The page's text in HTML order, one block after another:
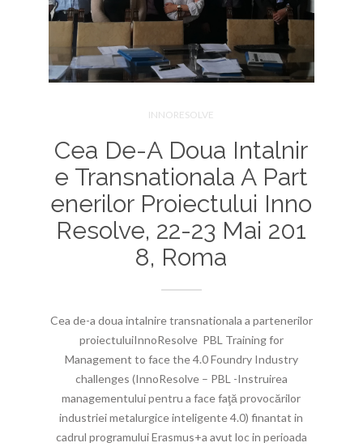
INNORESOLVE
Cea De-A Doua Intalnir
E Transnationala A Part
Enerilor Proiectului Inno
Resolve, 22-23 Mai 201
8, Roma
Cea de-a doua intalnire transnationala a partenerilor
proiectuluiInnoResolve PBL Training for
Management to face the 4.0 Foundry Industry
challenges (InnoResolve – PBL -Instruirea
managementului pentru a face faţă provocărilor
industriei metalurgice inteligente 4.0) finantat in
cadrul programului Erasmus+a avut loc in perioada